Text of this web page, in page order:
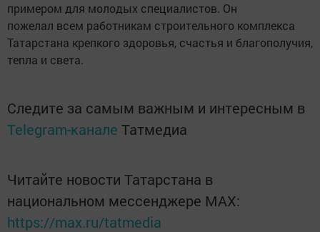
примером для молодых специалистов. Он
пожелал всем работникам строительного комплекса
Татарстана крепкого здоровья, счастья и благополучия,
тепла и света.
Следите за самым важным и интересным в
Telegram-канале Татмедиа
Читайте новости Татарстана в
национальном мессенджере MАХ:
https://max.ru/tatmedia